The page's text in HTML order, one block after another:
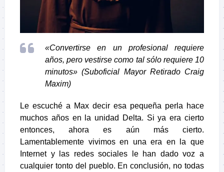
«Convertirse en un profesional requiere
años, pero vestirse como tal sólo requiere 10
minutos» (Suboficial Mayor RetiradoCraig
Maxim)
Le escuché a Max decir esa pequeña perla hace
muchos años en la unidad Delta. Si ya era cierto
entonces, ahora es aún más cierto.
Lamentablemente vivimos en una era en la que
Internet y las redes sociales le han dado voz a
cualquier tonto del pueblo. En conclusión, no todas